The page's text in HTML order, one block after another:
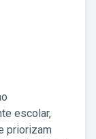
escolar,
priorizam